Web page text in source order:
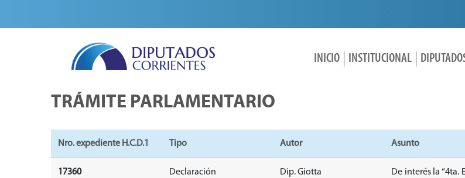
INICIO INSTITUCIONAL
TRÁMITE PARLAMENTARIO
Nro. expediente H.C.D.1 Tipo Autor Asunto
17360 Declaración Dip. Giotta
De interés la “4ta.